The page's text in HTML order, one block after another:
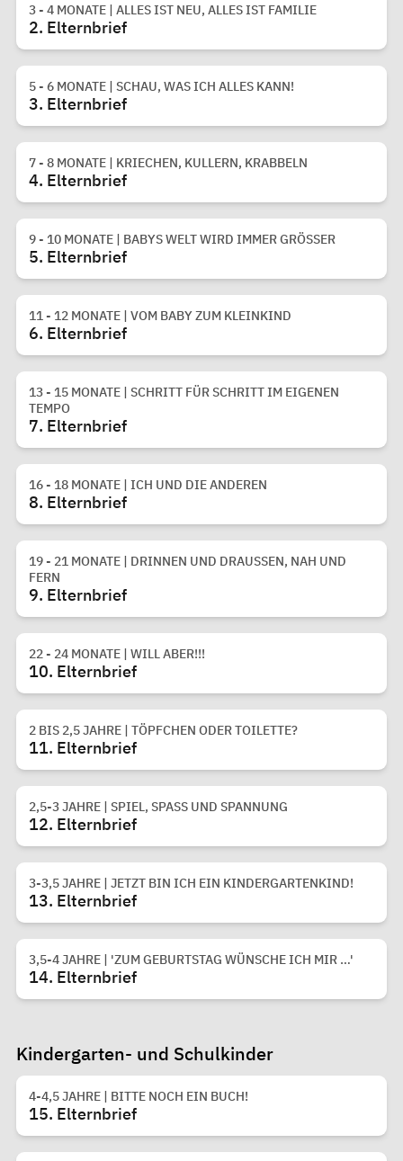
3 - 4 MONATE | ALLES IST NEU, ALLES IST FAMILIE
2. Elternbrief
5 - 6 MONATE | SCHAU, WAS ICH ALLES KANN!
3. Elternbrief
7 - 8 MONATE | KRIECHEN, KULLERN, KRABBELN
4. Elternbrief
9 - 10 MONATE | BABYS WELT WIRD IMMER GRÖSSER
5. Elternbrief
11 - 12 MONATE | VOM BABY ZUM KLEINKIND
6. Elternbrief
13 - 15 MONATE | SCHRITT FÜR SCHRITT IM EIGENEN
TEMPO
7. Elternbrief
16 - 18 MONATE | ICH UND DIE ANDEREN
8. Elternbrief
19 - 21 MONATE | DRINNEN UND DRAUSSEN, NAH UND F
ERN
9. Elternbrief
22 - 24 MONATE | WILL ABER!!!
10. Elternbrief
2 BIS 2,5 JAHRE | TÖPFCHEN ODER TOILETTE?
11. Elternbrief
2,5-3 JAHRE | SPIEL, SPASS UND SPANNUNG
12. Elternbrief
3-3,5 JAHRE | JETZT BIN ICH EIN KINDERGARTENKIND!
13. Elternbrief
3,5-4 JAHRE | 'ZUM GEBURTSTAG WÜNSCHE ICH MIR …'
14. Elternbrief
Kindergarten- und Schulkinder
4-4,5 JAHRE | BITTE NOCH EIN BUCH!
15. Elternbrief